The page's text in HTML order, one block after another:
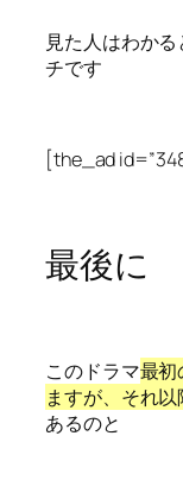
見た人はわか
チです
[the_ad
最後に
このドラマ最初
ますが、それ
あるのと